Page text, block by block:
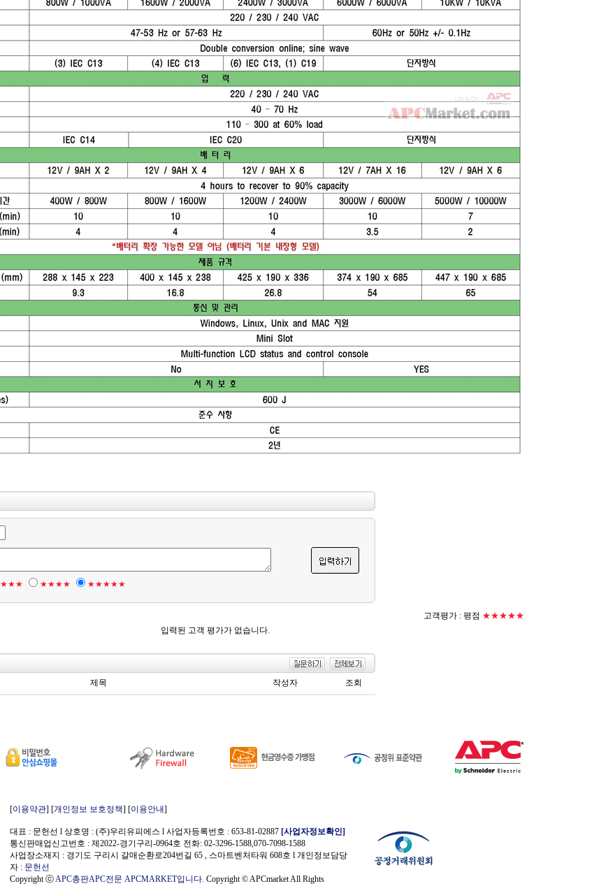
★★★ ★★★★ ★★★★★
고객평가 : 평점 ★★★★★
입력된 고객 평가가 없습니다.
제목 작성자 조회
[이용약관] [개인정보 보호정책] [이용안내]
대표 : 문헌선 l 상호명 : (주)우리유피에스 l 사업자등록번호 : 653-81-02887 [사업자정보확인]
통신판매업신고번호 : 제2022-경기구리-0964호 전화: 02-3296-1588,070-7098-1588
사업장소재지 : 경기도 구리시 갈매순환로204번길 65 , 스마트벤처타워 608호 l 개인정보담당
자 : 문헌선
Copyright ⓒAPC총판APC전문 APCMARKET입니다. Copyright © APCmarket All Rights